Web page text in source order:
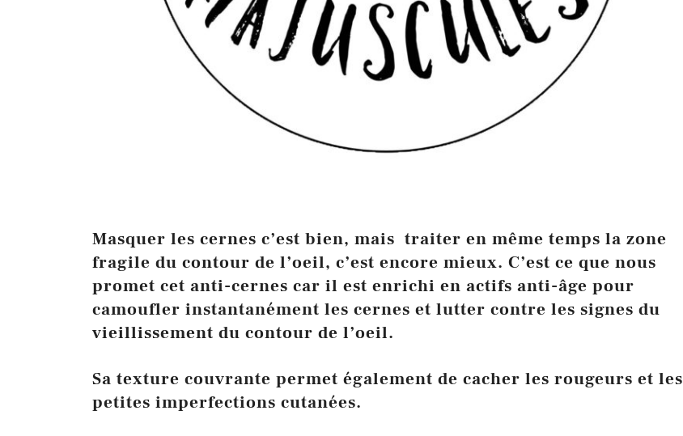
Masquer les cernes c’est bien, mais traiter en même temps la zone
fragile du contour de l’oeil, c’est encore mieux. C’est ce que nous
promet cet anti-cernes car il est enrichi en actifs anti-âge pour
camoufler instantanément les cernes et lutter contre les signes du
vieillissement du contour de l’oeil.
Sa texture couvrante permet également de cacher les rougeurs et les
petites imperfections cutanées.